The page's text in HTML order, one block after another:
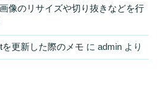
像のリサイズや切り抜きなどを行
を更新した際のメモ に admin より